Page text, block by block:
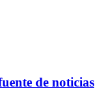
de noticias